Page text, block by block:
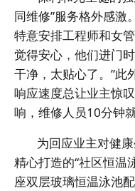
同维修”服务格外感激
特意安排工程师和女
觉得安心，他们进门
干净，太贴心了。”此
响应速度总让业主惊
响，维修人员10分钟
为回应业主对健
精心打造的“社区恒温
座双层玻璃恒温泳池